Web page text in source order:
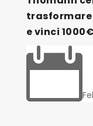
e vinci 1000€
